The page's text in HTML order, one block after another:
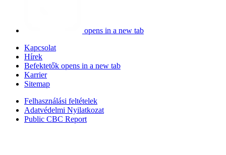
opens in a new tab
Kapcsolat
Hírek
Befektetők opens in a new tab
Karrier
Sitemap
Felhasználási feltételek
Adatvédelmi Nyilatkozat
Public CBC Report